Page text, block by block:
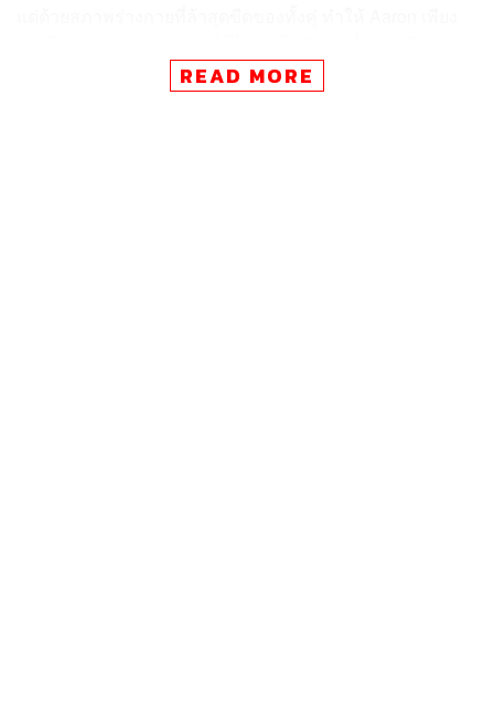
Robson นักวิ่งบราซิลที่กำลังพุ่งสปีดเพื่อหวังทำเวลาให้ดีที่สุด
ได้เห็นเหตุการณ์เข้าพอดี
READ MORE